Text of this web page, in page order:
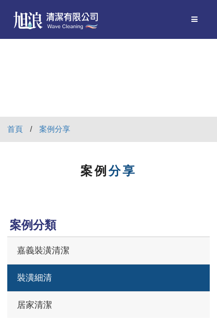
首頁 案例分享
案例 分享
案例分類
嘉義裝潢清潔
裝潢細清
居家清潔